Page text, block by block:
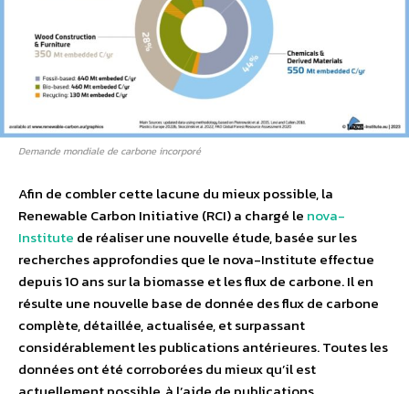
Demande mondiale de carbone incorporé
Afin de combler cette lacune du mieux possible, la
Renewable Carbon Initiative (RCI) a chargé le nova-
Institute de réaliser une nouvelle étude, basée sur les
recherches approfondies que le nova-Institute effectue
depuis 10 ans sur la biomasse et les flux de carbone. Il en
résulte une nouvelle base de donnée des flux de carbone
complète, détaillée, actualisée, et surpassant
considérablement les publications antérieures. Toutes les
données ont été corroborées du mieux qu’il est